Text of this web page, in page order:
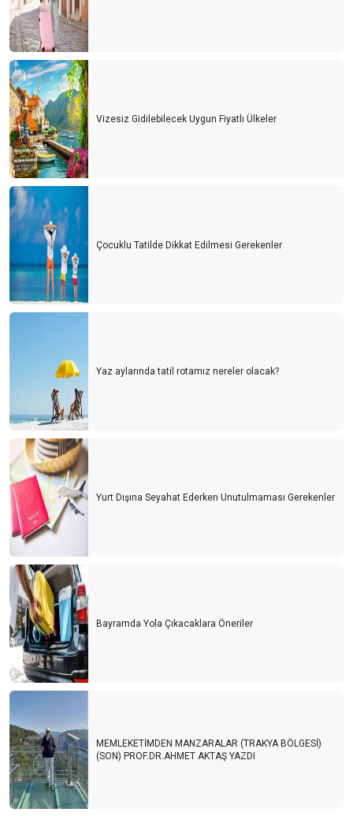
Vizesiz Gidilebilecek Uygun Fiyatlı Ülkeler
Çocuklu Tatilde Dikkat Edilmesi Gerekenler
Yaz aylarında tatil rotamız nereler olacak?
Yurt Dışına Seyahat Ederken Unutulmaması Gerekenler
Bayramda Yola Çıkacaklara Öneriler
MEMLEKETİMDEN MANZARALAR (TRAKYA BÖLGESİ)
(SON) PROF.DR.AHMET AKTAŞ YAZDI